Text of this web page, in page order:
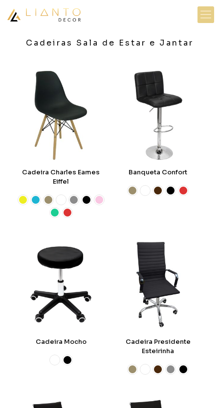
Cadeiras Sala de Estar e Jantar
Cadeira Charles Eames
Eiffel
Banqueta Confort
Cadeira Mocho
Cadeira Presidente
Esteirinha